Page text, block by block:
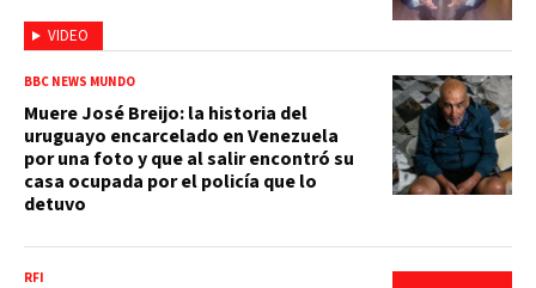
VIDEO
BBC NEWS MUNDO
Muere José Breijo: la historia del
uruguayo encarcelado en Venezuela
por una foto y que al salir encontró su
casa ocupada por el policía que lo
detuvo
RFI